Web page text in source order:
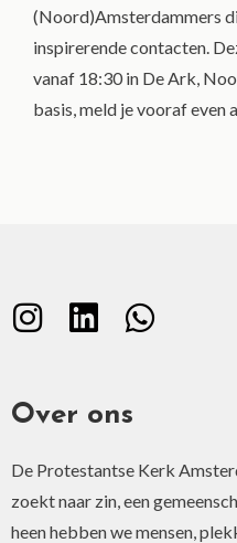
(Noord)Amsterdammers
inspirerende contacten.
vanaf 18:30 in De Ark,
basis, meld je vooraf even
Over ons
De Protestantse Kerk
zoekt naar zin, een
heen hebben we mensen,